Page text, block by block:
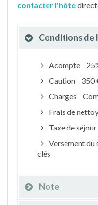
contacter l'hôte
Conditions de
Acompte
Caution
350
Charges
Frais de
Taxe de séjour
Versement du
clés
Note